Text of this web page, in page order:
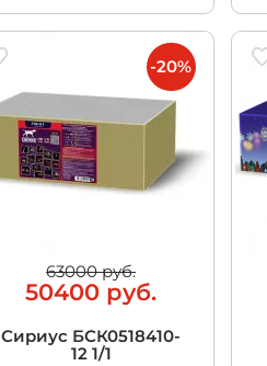
63000 руб.
50400 руб.
Сириус БСК0518410-
12 1/1
-20%